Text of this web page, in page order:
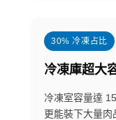
30% 冷凍占比
冷凍庫超大
冷凍室容量達
更能裝下大量肉